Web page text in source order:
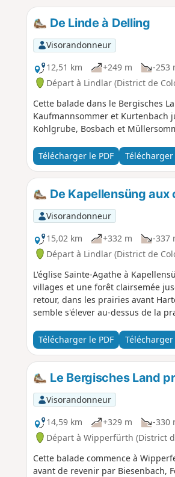
De Linde à Delling
Visorandonneur
12,51 km
+249 m -253
Départ à Lindlar (District de
Cette balade dans le Bergisches
Kaufmannsommer et Kurtenbach
Kohlgrube, Bosbach et
Télécharger le PDF Télécharger
De Kapellensüng
Visorandonneur
15,02 km
+332 m -337
Départ à Lindlar (District de
L'église Sainte-Agathe à
villages et une forêt clairsemée
retour, dans les prairies avant
semble s'élever au-dessus de la
Télécharger le PDF Télécharger
Le Bergisches Land
Visorandonneur
14,59 km
+329 m -330
Départ à Wipperfürth (District
Cette balade commence à
avant de revenir par Biesenbach,